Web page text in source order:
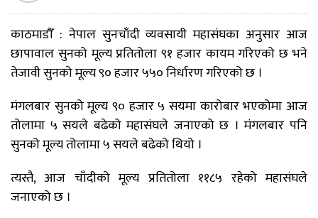
काठमाडौँ : नेपाल सुनचाँदी व्यवसायी महासंघका अनुसार आज
छापावाल सुनको मूल्य प्रतितोला ९१ हजार कायम गरिएको छ भने
तेजावी सुनको मूल्य ९० हजार ५५० निर्धारण गरिएको छ ।
मंगलबार सुनको मूल्य ९० हजार ५ सयमा कारोबार भएकोमा आज
तोलामा ५ सयले बढेको महासंघले जनाएको छ । मंगलबार पनि
सुनको मूल्य तोलामा ५ सयले बढेको थियो ।
त्यस्तै, आज चाँदीको मूल्य प्रतितोला ११८५ रहेको महासंघले
जनाएको छ ।